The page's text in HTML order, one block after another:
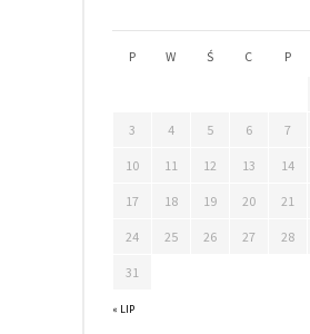
P W Ś C P
« LIP
3 4 5 6 7
10 11 12 13 14
17 18 19 20 21
24 25 26 27 28
31